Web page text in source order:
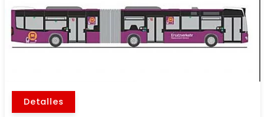
Detalles